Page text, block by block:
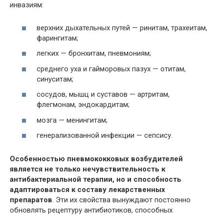
инвазиям:
верхних дыхательных путей — ринитам, трахеитам,
фарингитам;
легких — бронхитам, пневмониям;
среднего уха и гайморовых пазух — отитам,
синуситам;
сосудов, мышц и суставов — артритам,
флегмонам, эндокардитам;
мозга — менингитам;
генерализованной инфекции — сепсису.
Особенностью пневмококковых возбудителей
является не только нечувствительность к
антибактериальной терапии, но и способность
адаптироваться к составу лекарственных
препаратов. Эти их свойства вынуждают постоянно
обновлять рецептуру антибиотиков, способных